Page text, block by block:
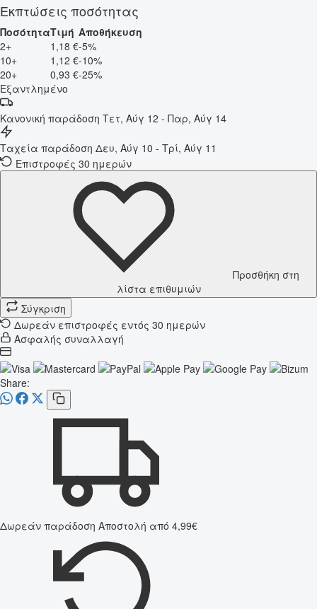
Εκπτώσεις ποσότητας
ΠοσότηταΤιμή Αποθήκευση
2+
1,18 €-5%
10+
1,12 €-10%
20+
0,93 €-25%
Εξαντλημένο
Κανονική παράδοση Τετ, Αύγ 12 - Παρ, Αύγ 14
Ταχεία παράδοση Δευ, Αύγ 10 - Τρί, Αύγ 11
Επιστροφές 30 ημερών
Προσθήκη στη
λίστα επιθυμιών
Σύγκριση
Δωρεάν επιστροφές εντός 30 ημερών
Ασφαλής συναλλαγή
Share:
Δωρεάν παράδοση Αποστολή από 4,99€